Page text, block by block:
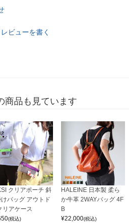
レビューを書く
商品も見ています
クリアポーチ 斜
バッグ アウトド
リアケース
(税込)
HALEINE 日本製 柔ら
か牛革 2WAYバッグ 4F
B
¥22,000(税込)